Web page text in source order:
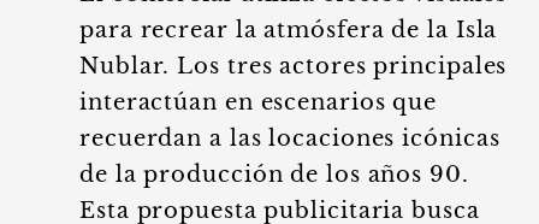
para recrear la atmósfera de la Isla
Nublar. Los tres actores principales
interactúan en escenarios que
recuerdan a las locaciones icónicas
de la producción de los años 90.
Esta propuesta publicitaria busca